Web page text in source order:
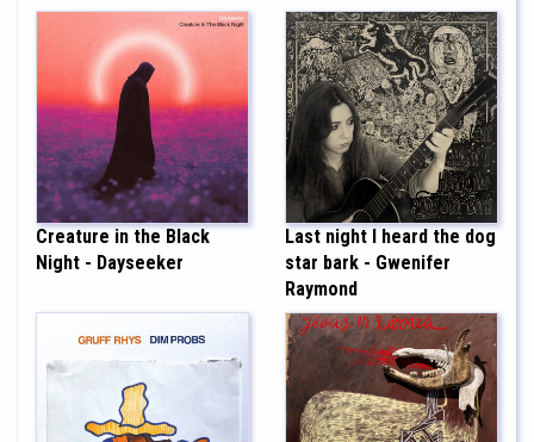
Creature in the Black
Night - Dayseeker
Last night I heard the dog
star bark - Gwenifer
Raymond